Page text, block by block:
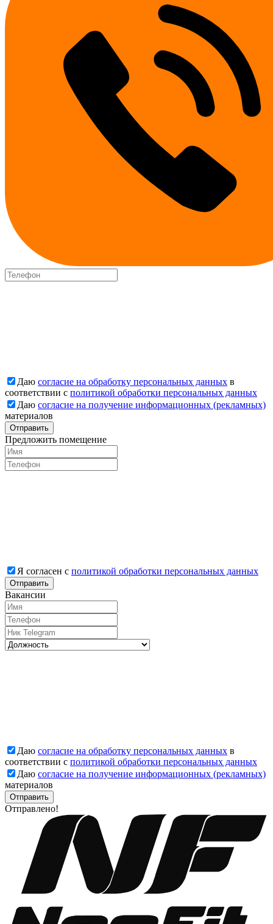
Даю согласие на обработку персональных данных в
соответствии с политикой обработки персональных данных
Даю согласие на получение информационных (рекламных)
материалов
Отправить
Предложить помещение
Я согласен с политикой обработки персональных данных
Отправить
Вакансии
Даю согласие на обработку персональных данных в
соответствии с политикой обработки персональных данных
Даю согласие на получение информационных (рекламных)
материалов
Отправлено!